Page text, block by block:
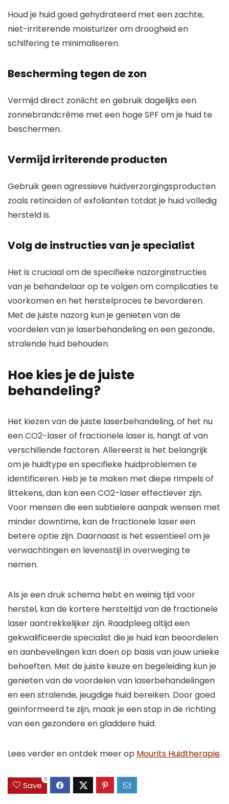
Houd je huid goed gehydrateerd met een zachte,
niet-irriterende moisturizer om droogheid en
schilfering te minimaliseren.
Bescherming tegen de zon
Vermijd direct zonlicht en gebruik dagelijks een
zonnebrandcrème met een hoge SPF om je huid te
beschermen.
Vermijd irriterende producten
Gebruik geen agressieve huidverzorgingsproducten
zoals retinoïden of exfolianten totdat je huid volledig
hersteld is.
Volg de instructies van je specialist
Het is cruciaal om de specifieke nazorginstructies
van je behandelaar op te volgen om complicaties te
voorkomen en het herstelproces te bevorderen.
Met de juiste nazorg kun je genieten van de
voordelen van je laserbehandeling en een gezonde,
stralende huid behouden.
Hoe kies je de juiste
behandeling?
Het kiezen van de juiste laserbehandeling, of het nu
een CO2-laser of fractionele laser is, hangt af van
verschillende factoren. Allereerst is het belangrijk
om je huidtype en specifieke huidproblemen te
identificeren. Heb je te maken met diepe rimpels of
littekens, dan kan een CO2-laser effectiever zijn.
Voor mensen die een subtielere aanpak wensen met
minder downtime, kan de fractionele laser een
betere optie zijn. Daarnaast is het essentieel om je
verwachtingen en levensstijl in overweging te
nemen.
Als je een druk schema hebt en weinig tijd voor
herstel, kan de kortere hersteltijd van de fractionele
laser aantrekkelijker zijn. Raadpleeg altijd een
gekwalificeerde specialist die je huid kan beoordelen
en aanbevelingen kan doen op basis van jouw unieke
behoeften. Met de juiste keuze en begeleiding kun je
genieten van de voordelen van laserbehandelingen
en een stralende, jeugdige huid bereiken. Door goed
geïnformeerd te zijn, maak je een stap in de richting
van een gezondere en gladdere huid.
Lees verder en ontdek meer op Mourits Huidtherapie.
Save
0